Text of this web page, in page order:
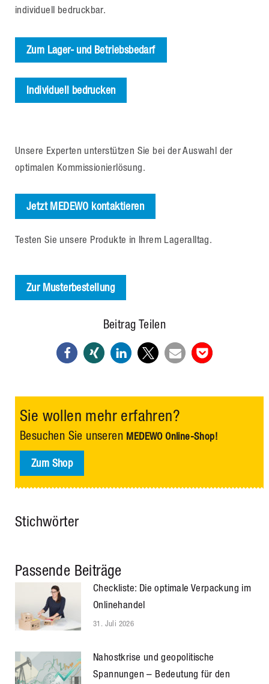
individuell bedruckbar.
Zum Lager- und Betriebsbedarf
Individuell bedrucken
Unsere Experten unterstützen Sie bei der Auswahl der
optimalen Kommissionierlösung.
Jetzt MEDEWO kontaktieren
Testen Sie unsere Produkte in Ihrem Lageralltag.
Zur Musterbestellung
Beitrag Teilen
Sie wollen mehr erfahren?
Besuchen Sie unseren MEDEWO Online-Shop!
Zum Shop
Stichwörter
Passende Beiträge
Checkliste: Die optimale Verpackung im
Onlinehandel
31. Juli 2026
Nahostkrise und geopolitische
Spannungen – Bedeutung für den